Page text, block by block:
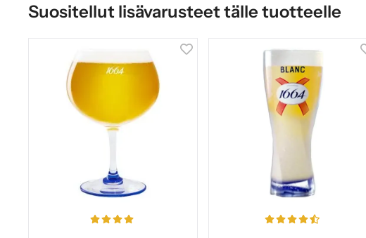
Suositellut lisävarusteet tälle tuotteelle